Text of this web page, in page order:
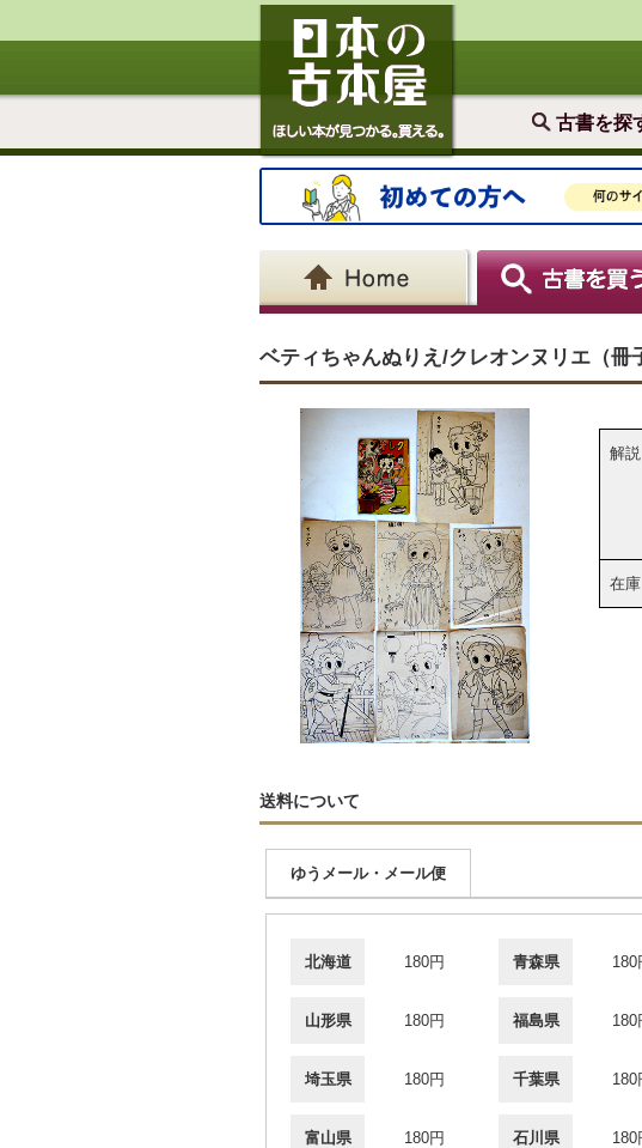
古書を探
ベティちゃんぬりえ/クレオンヌリエ（
解説
在庫
送料について
ゆうメール・メール便
北海道 180円 青森県 180
山形県 180円 福島県 180
埼玉県 180円 千葉県 180
富山県 180円 石川県 180